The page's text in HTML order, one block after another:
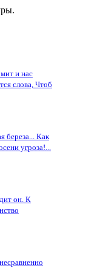
и нас
слова, Чтоб
береза... Как
угроза!...
он. К